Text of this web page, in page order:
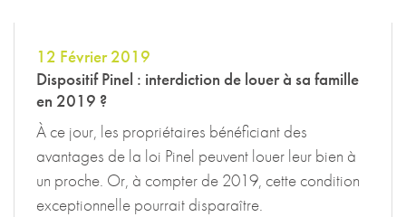
12 Février 2019
Dispositif Pinel : interdiction de louer à sa famille
en 2019 ?
À ce jour, les propriétaires bénéficiant des
avantages de la loi Pinel peuvent louer leur bien à
un proche. Or, à compter de 2019, cette condition
exceptionnelle pourrait disparaître.